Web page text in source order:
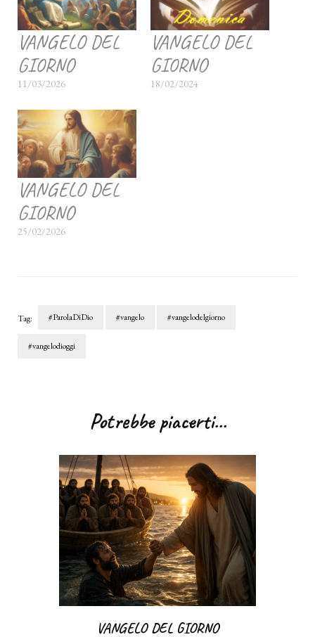
VANGELO DEL
GIORNO
11/03/2026
VANGELO DEL
GIORNO
18/02/2024
VANGELO DEL
GIORNO
25/02/2026
Tag: #ParolaDiDio #vangelo #vangelodelgiorno
#vangelodioggi
articoliPotrebbe piacerti...
VANGELO DEL GIORNO